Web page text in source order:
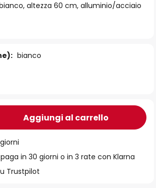
altezza 60 cm, alluminio/acciaio
bianco
Aggiungi al carrello
in 30 giorni o in 3 rate con Klarna
Trustpilot